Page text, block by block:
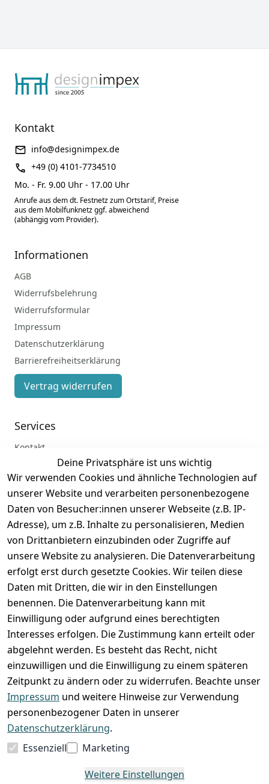
Deine Privatsphäre ist uns wichtig
Wir verwenden Cookies und ähnliche Technologien auf
unserer Website und verarbeiten personenbezogene
Daten von Besucher:innen unserer Webseite (z.B. IP-
Adresse), um z.B. Inhalte zu personalisieren, Medien
von Drittanbietern einzubinden oder Zugriffe auf
unsere Website zu analysieren. Die Datenverarbeitung
erfolgt erst durch gesetzte Cookies. Wir teilen diese
Daten mit Dritten, die wir in den Einstellungen
benennen. Die Datenverarbeitung kann mit
Einwilligung oder aufgrund eines berechtigten
Interesses erfolgen. Die Zustimmung kann erteilt oder
abgelehnt werden. Es besteht das Recht, nicht
einzuwilligen und die Einwilligung zu einem späteren
Zeitpunkt zu ändern oder zu widerrufen. Beachte unser
Impressum und weitere Hinweise zur Verwendung
personenbezogener Daten in unserer
Datenschutzerklärung.
Essenziell
Marketing
Weitere Einstellungen
Kontakt
info@designimpex.de
+49 (0) 4101-7734510
Mo. - Fr. 9.00 Uhr - 17.00 Uhr
Anrufe aus dem dt. Festnetz zum Ortstarif, Preise
aus dem Mobilfunknetz ggf. abweichend
(abhängig vom Provider).
Informationen
AGB
Widerrufsbelehrung
Widerrufsformular
Impressum
Datenschutzerklärung
Barrierefreiheitserklärung
Vertrag widerrufen
Services
Kontakt
Registrieren
Zahlung und Versand
VORKASSE RECHNUNG
Alle Preise verstehen sich inkl. gesetzl. MwSt. und zzgl.